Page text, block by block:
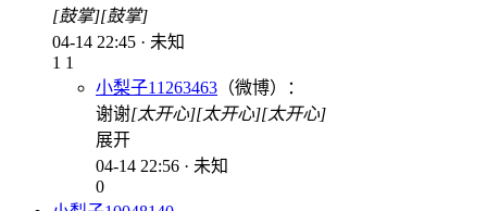
[鼓掌][鼓掌]
04-14 22:45 · 未知
1 1
小梨子11263463 （微博）：
谢谢[太开心][太开心][太开心]
展开
04-14 22:56 · 未知
0